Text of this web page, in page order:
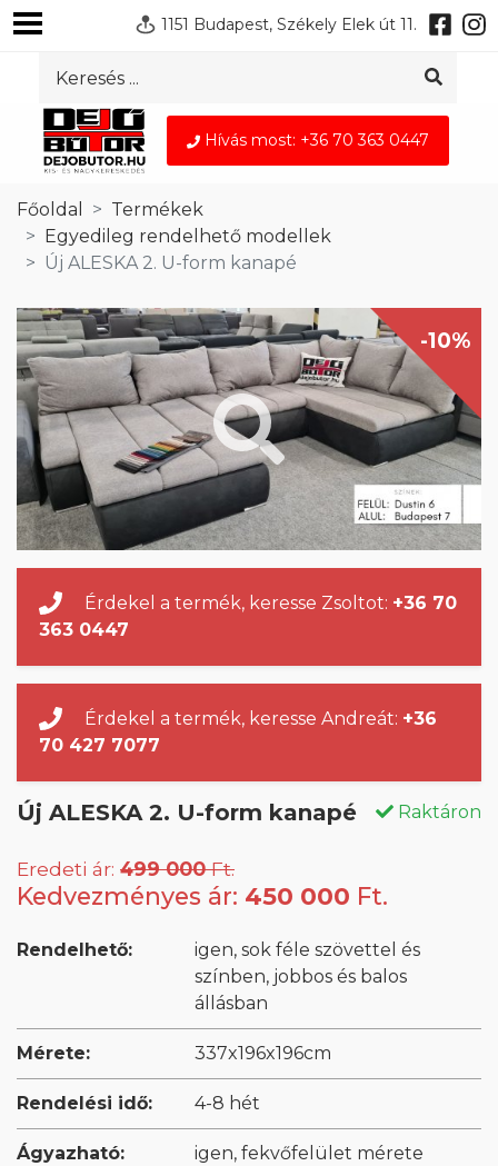
1151 Budapest, Székely Elek út 11.
Hívás most: +36 70 363 0447
Főoldal
Termékek
Egyedileg rendelhető modellek
Új ALESKA 2. U-form kanapé
-10%
Érdekel a termék, keresse Zsoltot: +36 70
363 0447
Érdekel a termék, keresse Andreát: +36
70 427 7077
Új ALESKA 2. U-form kanapé Raktáron
Eredeti ár: 499 000Ft.
Kedvezményes ár: 450 000 Ft.
Rendelhető:
igen, sok féle szövettel és
színben, jobbos és balos
állásban
Mérete: 337x196x196cm
Rendelési idő: 4-8 hét
Ágyazható:
igen, fekvőfelület mérete